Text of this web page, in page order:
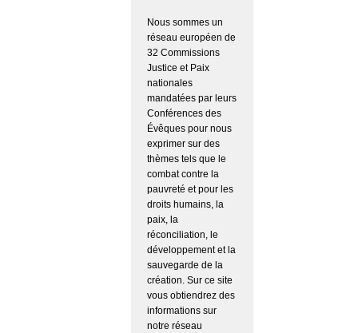
Nous sommes un
réseau européen de
32 Commissions
Justice et Paix
nationales
mandatées par leurs
Conférences des
Évêques pour nous
exprimer sur des
thèmes tels que le
combat contre la
pauvreté et pour les
droits humains, la
paix, la
réconciliation, le
développement et la
sauvegarde de la
création. Sur ce site
vous obtiendrez des
informations sur
notre réseau